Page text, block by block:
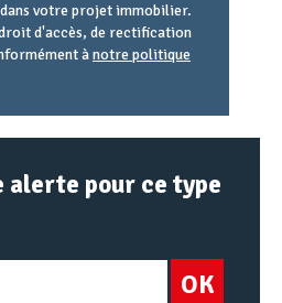
votre projet immobilier.
droit d'accès, de rectification
ànotre politique
alerte pour ce type
OK